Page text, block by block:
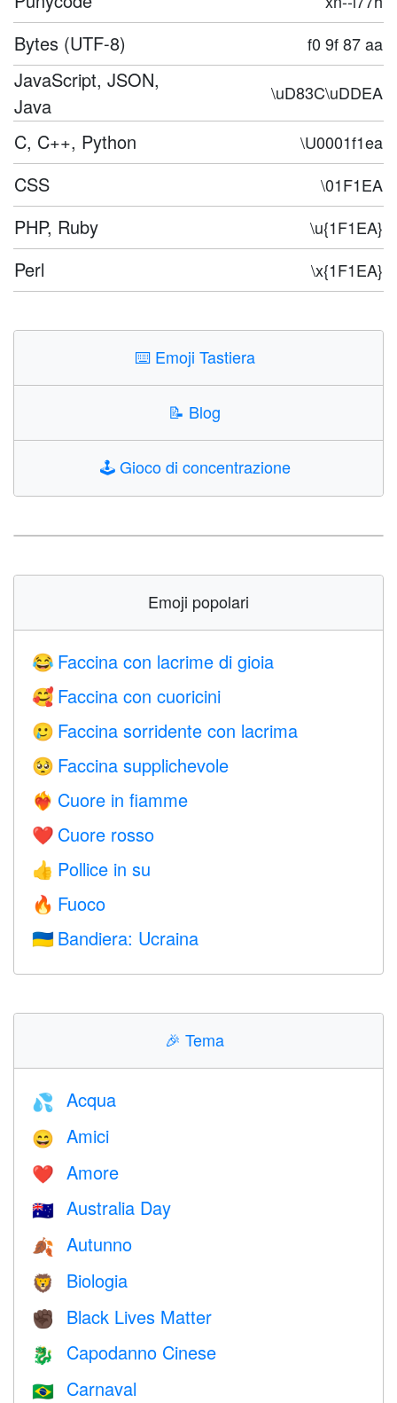
Bytes (UTF-8) f0 9f 87 aa
JavaScript, JSON,
Java
\uD83C\uDDEA
C, C++, Python \U0001f1ea
CSS \01F1EA
PHP, Ruby \u{1F1EA}
Perl \x{1F1EA}
⌨️ Emoji Tastiera
📝 Blog
🕹️Gioco di concentrazione
Emoji popolari
😂 Faccina con lacrime di gioia
🥰 Faccina con cuoricini
🥲 Faccina sorridente con lacrima
🥺 Faccina supplichevole
❤️‍🔥 Cuore in fiamme
❤️ Cuore rosso
👍 Pollice in su
🔥 Fuoco
🇺🇦 Bandiera: Ucraina
🎉 Tema
💦 Acqua
😄 Amici
❤️️ Amore
🇦🇺 Australia Day
🍂 Autunno
🦁 Biologia
✊🏿 Black Lives Matter
🐉 Capodanno Cinese
🇧🇷 Carnaval